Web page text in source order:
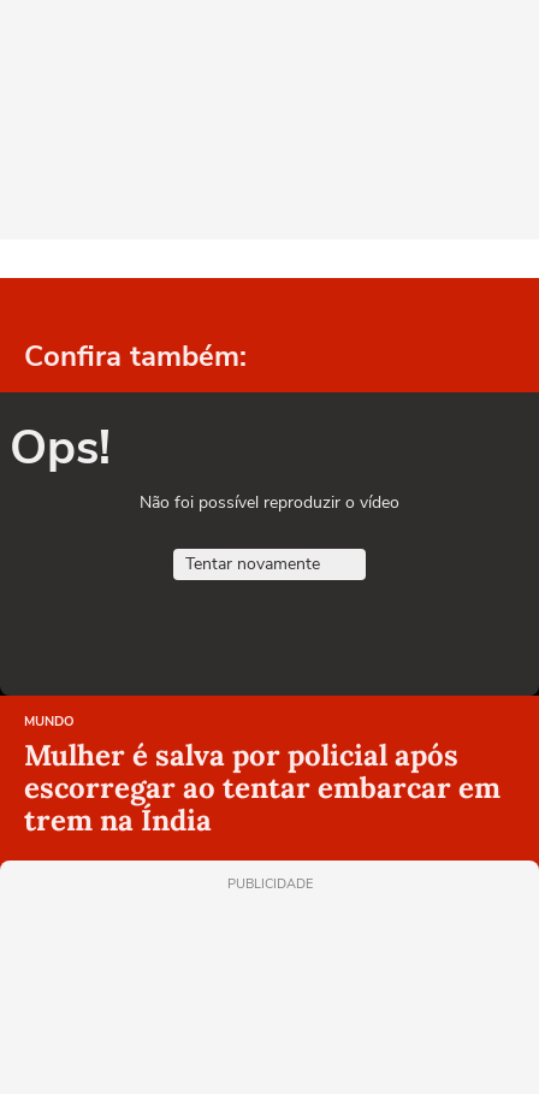
Confira também:
Ops!
Não foi possível reproduzir o vídeo
Tentar novamente
MUNDO
Mulher é salva por policial após
escorregar ao tentar embarcar em
trem na Índia
PUBLICIDADE